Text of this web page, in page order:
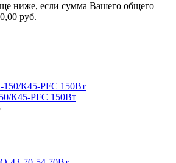
ниже, если сумма Вашего общего
руб.
К45-PFC 150Вт